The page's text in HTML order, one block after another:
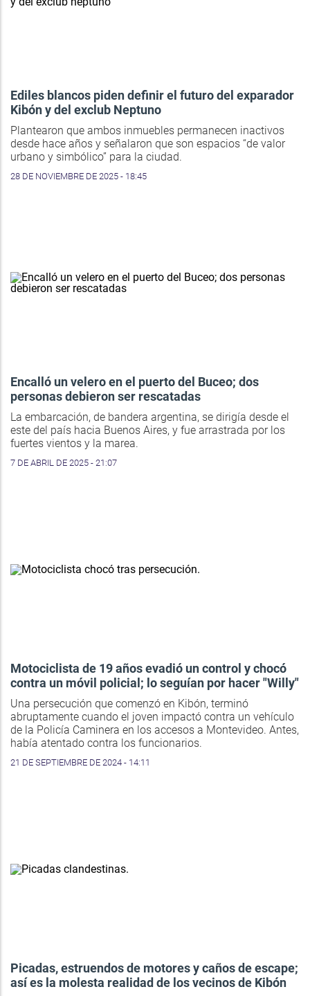
Ediles blancos piden definir el futuro del exparador
Kibón y del exclub Neptuno
Plantearon que ambos inmuebles permanecen inactivos
desde hace años y señalaron que son espacios “de valor
urbano y simbólico” para la ciudad.
28 DE NOVIEMBRE DE 2025 - 18:45
Encalló un velero en el puerto del Buceo; dos
personas debieron ser rescatadas
La embarcación, de bandera argentina, se dirigía desde el
este del país hacia Buenos Aires, y fue arrastrada por los
fuertes vientos y la marea.
7 DE ABRIL DE 2025 - 21:07
Motociclista de 19 años evadió un control y chocó
contra un móvil policial; lo seguían por hacer "Willy"
Una persecución que comenzó en Kibón, terminó
abruptamente cuando el joven impactó contra un vehículo
de la Policía Caminera en los accesos a Montevideo. Antes,
había atentado contra los funcionarios.
21 DE SEPTIEMBRE DE 2024 - 14:11
Picadas, estruendos de motores y caños de escape;
así es la molesta realidad de los vecinos de Kibón